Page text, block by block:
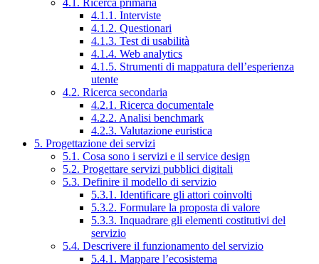
4.1.1. Interviste
4.1.2. Questionari
4.1.3. Test di usabilità
4.1.4. Web analytics
4.1.5. Strumenti di mappatura dell’esperienza
utente
4.2. Ricerca secondaria
4.2.1. Ricerca documentale
4.2.2. Analisi benchmark
4.2.3. Valutazione euristica
5. Progettazione dei servizi
5.1. Cosa sono i servizi e il service design
5.2. Progettare servizi pubblici digitali
5.3. Definire il modello di servizio
5.3.1. Identificare gli attori coinvolti
5.3.2. Formulare la proposta di valore
5.3.3. Inquadrare gli elementi costitutivi del
servizio
5.4. Descrivere il funzionamento del servizio
5.4.1. Mappare l’ecosistema